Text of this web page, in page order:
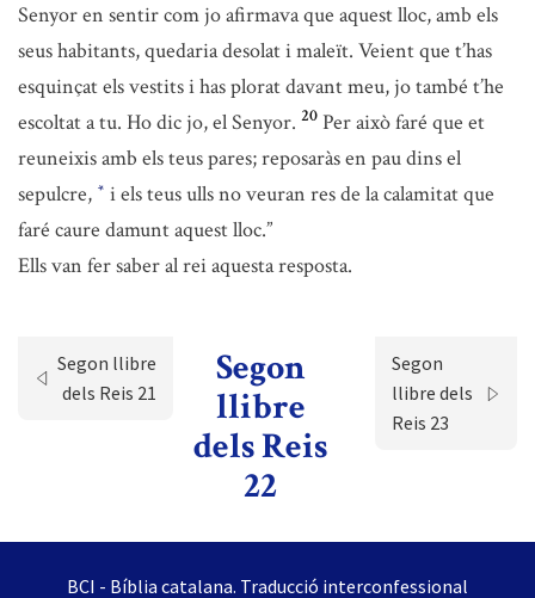
Senyor en sentir com jo afirmava que aquest lloc, amb els
seus habitants, quedaria desolat i maleït. Veient que t’has
esquinçat els vestits i has plorat davant meu, jo també t’he
escoltat a tu. Ho dic jo, el Senyor. 20 Per això faré que et
reuneixis amb els teus pares; reposaràs en pau dins el
sepulcre, * i els teus ulls no veuran res de la calamitat que
faré caure damunt aquest lloc.”
Ells van fer saber al rei aquesta resposta.
Segon llibre
dels Reis 21
Segon
llibre
dels Reis
22
Segon
llibre dels
Reis 23
BCI - Bíblia catalana. Traducció interconfessional